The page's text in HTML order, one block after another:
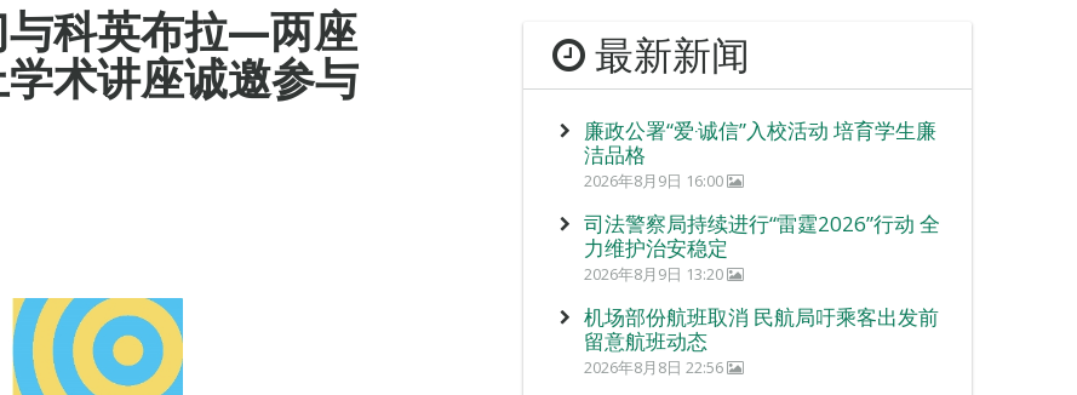
与科英布拉—两座
术讲座诚邀参与 最新新闻
廉政公署“爱‧诚信”入校活动 培育学生廉
洁品格
2026年8月9日 16:00
司法警察局持续进行“雷霆2026”行动 全
力维护治安稳定
2026年8月9日 13:20
机场部份航班取消 民航局吁乘客出发前
留意航班动态
2026年8月8日 22:56